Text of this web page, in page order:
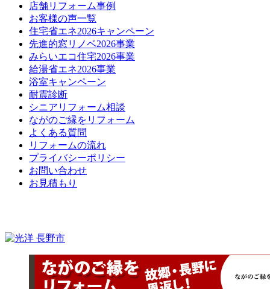
店舗リフォーム事例
お客様の声一覧
住宅省エネ2026キャンペーン
先進的窓リノベ2026事業
みらいエコ住宅2026事業
給湯省エネ2026事業
浴室キャンペーン
耐震診断
シニアリフォーム相談
ながのご縁をリフォーム
よくある質問
リフォームの流れ
プライバシーポリシー
お問い合わせ
お見積もり